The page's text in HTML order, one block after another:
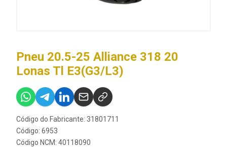
Pneu 20.5-25 Alliance 318 20
Lonas Tl E3(G3/L3)
Código do Fabricante: 31801711
Código: 6953
Código NCM: 40118090